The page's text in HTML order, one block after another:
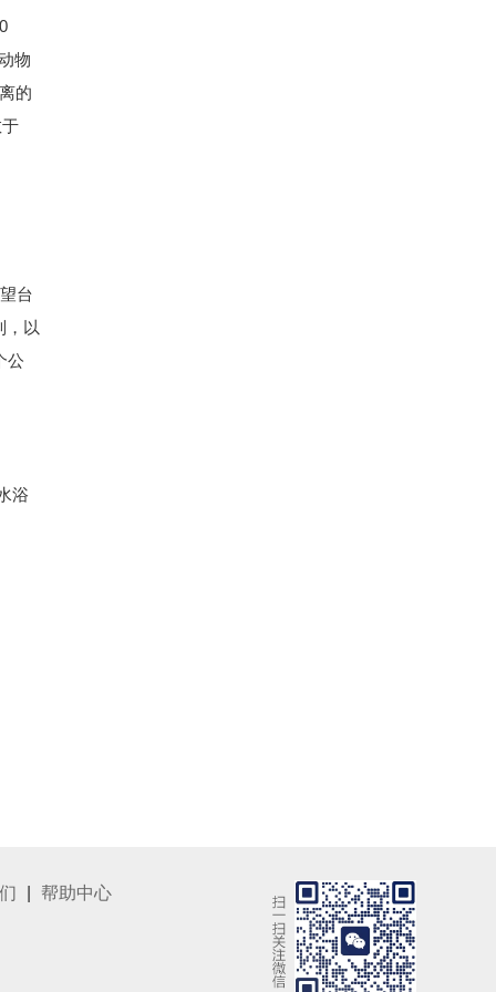
物
的
台
，以
公
浴
帮助中心